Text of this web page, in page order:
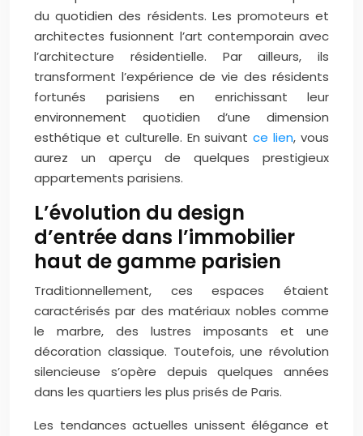
du quotidien des résidents. Les promoteurs et
architectes fusionnent l’art contemporain avec
l’architecture résidentielle. Par ailleurs, ils
transforment l’expérience de vie des résidents
fortunés parisiens en enrichissant leur
environnement quotidien d’une dimension
esthétique et culturelle. En suivantce lien, vous
aurez un aperçu de quelques prestigieux
appartements parisiens.
L’évolution du design
d’entrée dans l’immobilier
haut de gamme parisien
Traditionnellement, ces espaces étaient
caractérisés par des matériaux nobles comme
le marbre, des lustres imposants et une
décoration classique. Toutefois, une révolution
silencieuse s’opère depuis quelques années
dans les quartiers les plus prisés de Paris.
Les tendances actuelles unissent élégance et